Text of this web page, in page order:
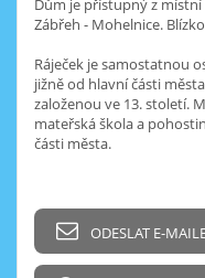
Dům je přístupný z
Zábřeh - Mohelnice.
Ráječek je samostatnou
jižně od hlavní části
založenou ve 13. století.
mateřská škola a
části města.
ODESLAT E-